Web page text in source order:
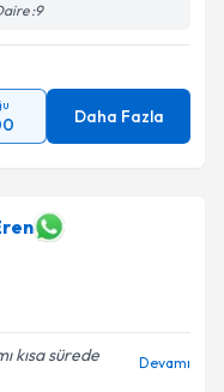
Gönder
:9
Daha Fazla
kısa sürede
Devamı